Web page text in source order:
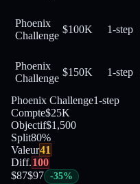
Phoenix
Challenge
$100K 1-step
Phoenix
Challenge
$150K 1-step
Phoenix Challenge1-step
Compte$25K
Objectif$1,500
Split80%
Valeur41
Diff.100
$87$97 -35%